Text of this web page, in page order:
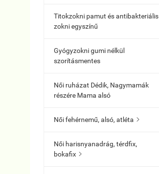
Titokzokni pamut és antibakteriális
zokni egyszínű
Gyógyzokni gumi nélkül
szorításmentes
Női ruházat Dédik, Nagymamák
részére Mama alsó
Női fehérnemű, alsó, atléta 
Női harisnyanadrág, térdfix,
bokafix 